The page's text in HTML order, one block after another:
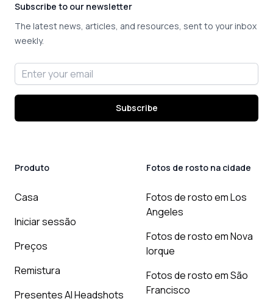
Subscribe to our newsletter
The latest news, articles, and resources, sent to your inbox
weekly.
Email address
Subscribe
Produto
Casa
Iniciar sessão
Preços
Remistura
Presentes AI Headshots
Fotos de rosto na cidade
Fotos de rosto em Los
Angeles
Fotos de rosto em Nova
Iorque
Fotos de rosto em São
Francisco